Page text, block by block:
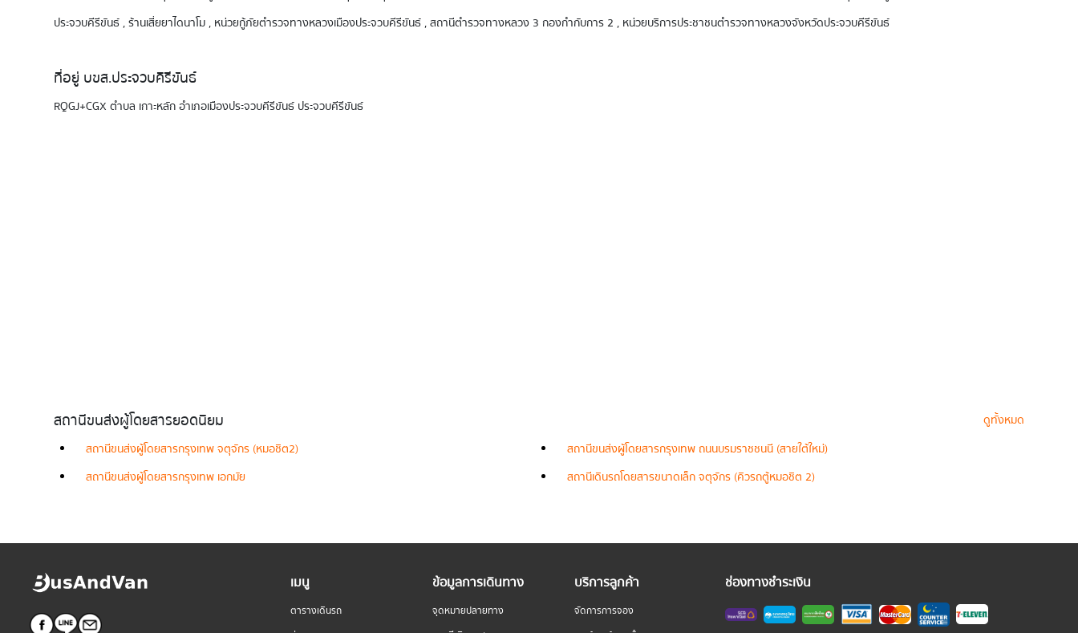
ประจวบคีรีขันธ์ , ร้านเสี่ยยาไดนาโม , หน่วยกู้ภัยตำรวจทางหลวงเมืองประจวบคีรีขันธ์ , สถานีตำรวจทางหลวง 3 กองกำกับการ 2 , หน่วยบริการประชาชนตำรวจทางหลวงจังหวัดประจวบคีรีขันธ์
ที่อยู่ บขส.ประจวบคิรีขันธ์
RQGJ+CGX ตำบล เกาะหลัก อำเภอเมืองประจวบคีรีขันธ์ ประจวบคีรีขันธ์
สถานีขนส่งผู้โดยสารยอดนิยม
ดูทั้งหมด
สถานีขนส่งผู้โดยสารกรุงเทพ จตุจักร (หมอชิต2)
สถานีขนส่งผู้โดยสารกรุงเทพ ถนนบรมราชชนนี (สายใต้ใหม่)
สถานีขนส่งผู้โดยสารกรุงเทพ เอกมัย
สถานีเดินรถโดยสารขนาดเล็ก จตุจักร (คิวรถตู้หมอชิต 2)
เมนู
ตารางเดินรถ
ข้อมูลการเดินทาง
จุดหมายปลายทาง
บริการลูกค้า
จัดการการจอง
ช่องทางชำระเงิน